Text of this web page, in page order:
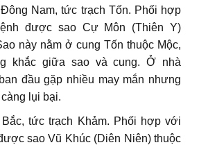
Nam, tức trạch Tốn. Phối hợp
được sao Cự Môn (Thiên Y)
này nằm ở cung Tốn thuộc Mộc,
khắc giữa sao và cung. Ở nhà
đầu gặp nhiều may mắn nhưng
lụi bại.
tức trạch Khảm. Phối hợp với
sao Vũ Khúc (Diên Niên) thuộc